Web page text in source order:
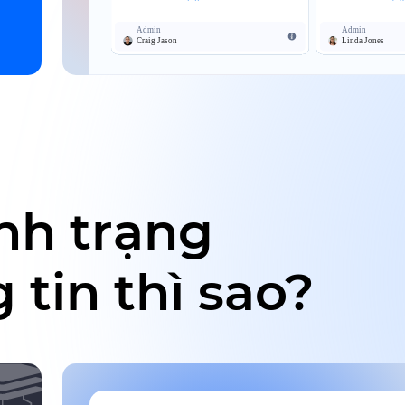
trạng
tin thì sao?